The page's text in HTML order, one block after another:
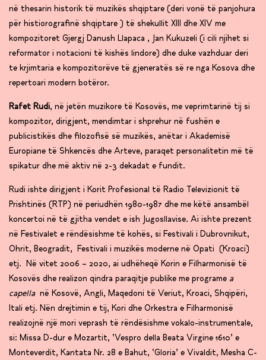
në thesarin historik të muzikës shqiptare (deri vonë të panjohura
për histiorografinë shqiptare ) të shekullit XIII dhe XIV me
kompozitoret Gjergj Danush Llapaca , Jan Kukuzeli (i cili njihet si
reformator i notacioni të kishës lindore) dhe duke vazhduar deri
te krjimtaria e kompozitorëve të gjeneratës së re nga Kosova dhe
repertoari modern botëror.
Rafet Rudi, në jetën muzikore të Kosovës, me veprimtarinë tij si
kompozitor, dirigjent, mendimtar i shprehur në fushën e
publicistikës dhe filozofisë së muzikës, anëtar i Akademisë
Europiane të Shkencës dhe Arteve, paraqet personalitetin më të
spikatur dhe më aktiv në 2-3 dekadat e fundit.
Rudi ishte dirigjent i Korit Profesional të Radio Televizionit të
Prishtinës (RTP) në periudhën 1980-1987 dhe me këtë ansambël
koncertoi në të gjitha vendet e ish Jugosllavise. Ai ishte prezent
në Festivalet e rëndësishme të kohës, si Festivali i Dubrovnikut,
Ohrit, Beogradit, Festivali i muzikës moderne në Opati (Kroaci)
etj. Në vitet 2006 – 2020, ai udhëheqë Korin e Filharmonisë të
Kosovës dhe realizon qindra paraqitje publike me programe a
capellanë Kosovë, Angli, Maqedoni të Veriut, Kroaci, Shqipëri,
Itali etj. Nën drejtimin e tij, Kori dhe Orkestra e Filharmonisë
realizojnë një mori veprash të rëndësishme vokalo-instrumentale,
si: Missa D-dur e Mozartit, ‘Vespro della Beata Virgine 1610’ e
Monteverdit, Kantata Nr. 28 e Bahut, ‘Gloria’ e Vivaldit, Mesha C-